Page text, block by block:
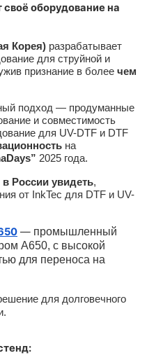
оборудование на
Корея) разрабатывает
для струйной и
признание в более чем
подход — продуманные
и совместимость
для UV-DTF и DTF
на
2025 года.
России увидеть,
от InkTec для DTF и UV-
— промышленный
А650, с высокой
для переноса на
для долговечного